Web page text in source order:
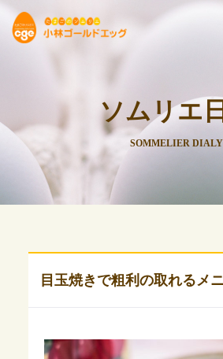
ソムリエ
SOMMELIER DIALY
目玉焼きで粗利の取れるメ